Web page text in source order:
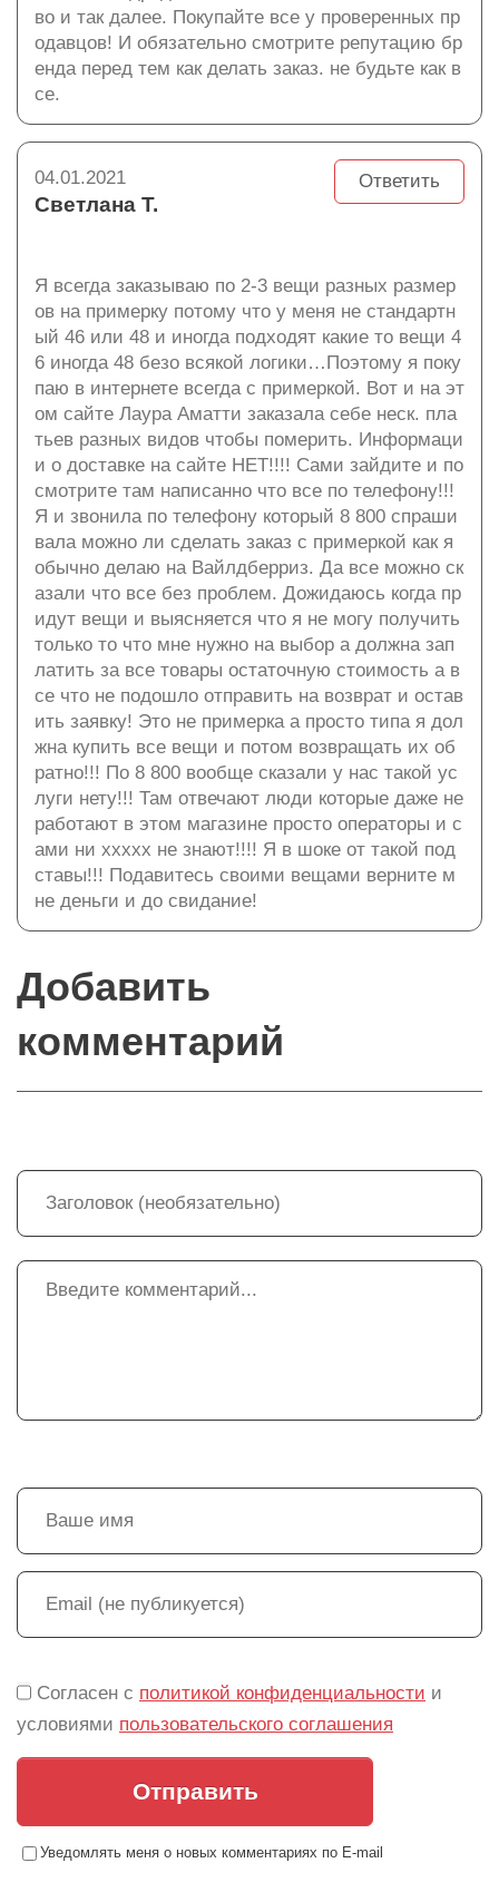
во и так далее. Покупайте все у проверенных пр
одавцов! И обязательно смотрите репутацию бр
енда перед тем как делать заказ. не будьте как в
се.
Ответить
04.01.2021
Светлана Т.
Я всегда заказываю по 2-3 вещи разных размер
ов на примерку потому что у меня не стандартн
ый 46 или 48 и иногда подходят какие то вещи 4
6 иногда 48 безо всякой логики…Поэтому я поку
паю в интернете всегда с примеркой. Вот и на эт
ом сайте Лаура Аматти заказала себе неск. пла
тьев разных видов чтобы померить. Информаци
и о доставке на сайте НЕТ!!!! Сами зайдите и по
смотрите там написанно что все по телефону!!!
Я и звонила по телефону который 8 800 спраши
вала можно ли сделать заказ с примеркой как я
обычно делаю на Вайлдберриз. Да все можно ск
азали что все без проблем. Дожидаюсь когда пр
идут вещи и выясняется что я не могу получить
только то что мне нужно на выбор а должна зап
латить за все товары остаточную стоимость а в
се что не подошло отправить на возврат и остав
ить заявку! Это не примерка а просто типа я дол
жна купить все вещи и потом возвращать их об
ратно!!! По 8 800 вообще сказали у нас такой ус
луги нету!!! Там отвечают люди которые даже не
работают в этом магазине просто операторы и с
ами ни ххххх не знают!!!! Я в шоке от такой под
ставы!!! Подавитесь своими вещами верните м
не деньги и до свидание!
Добавить
комментарий
Согласен с политикой конфиденциальности и
условиями пользовательского соглашения
Отправить
Уведомлять меня о новых комментариях по E-mail